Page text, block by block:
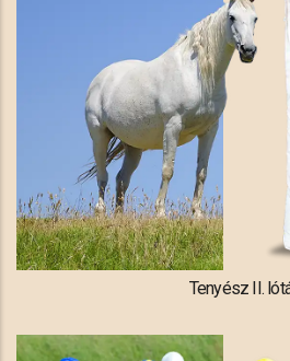
Tenyész II.